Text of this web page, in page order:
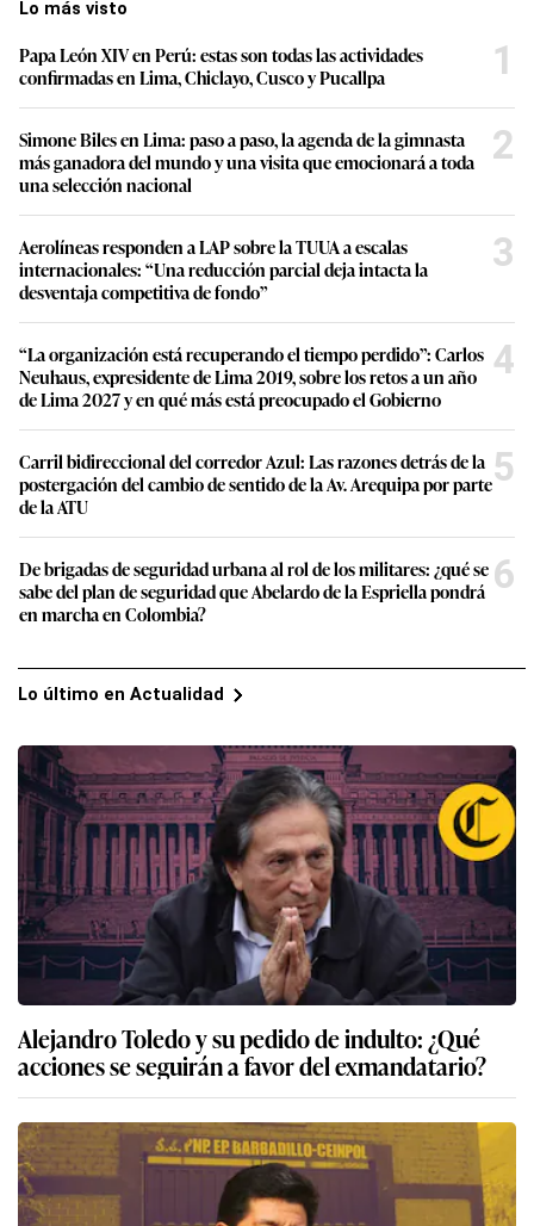
Lo más visto
Papa León XIV en Perú: estas son todas las actividades
confirmadas en Lima, Chiclayo, Cusco y Pucallpa
1
Simone Biles en Lima: paso a paso, la agenda de la gimnasta
más ganadora del mundo y una visita que emocionará a toda
una selección nacional
2
Aerolíneas responden a LAP sobre la TUUA a escalas
internacionales: “Una reducción parcial deja intacta la
desventaja competitiva de fondo”
3
“La organización está recuperando el tiempo perdido”: Carlos
Neuhaus, expresidente de Lima 2019, sobre los retos a un año
de Lima 2027 y en qué más está preocupado el Gobierno
4
Carril bidireccional del corredor Azul: Las razones detrás de la
postergación del cambio de sentido de la Av. Arequipa por parte
de la ATU
5
De brigadas de seguridad urbana al rol de los militares: ¿qué se
sabe del plan de seguridad que Abelardo de la Espriella pondrá
en marcha en Colombia?
6
Lo último en Actualidad
Alejandro Toledo y su pedido de indulto: ¿Qué
acciones se seguirán a favor del exmandatario?